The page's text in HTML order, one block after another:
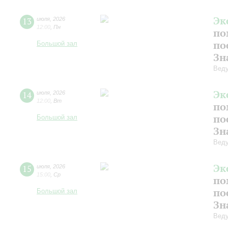
13 июля 2026
12:00 Пн
Большой зал
14 июля 2026
12:00 Вт
Большой зал
15 июля 2026
15:00 Ср
Большой зал